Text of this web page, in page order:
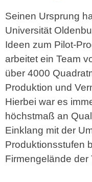
Seinen Ursprung
Universität
Ideen zum Pilot-
arbeitet ein Team
über 4000
Produktion und
Hierbei war es
höchstmaß an
Einklang mit der
Produktionsstufen
Firmengelände der